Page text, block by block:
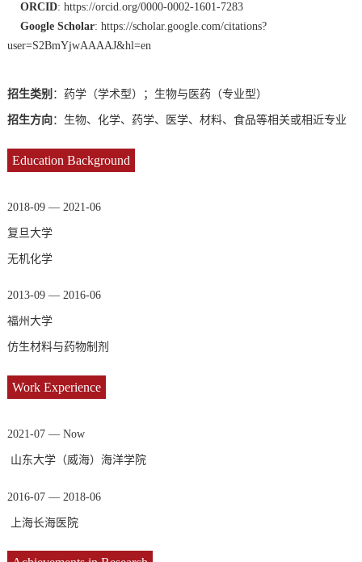
ORCID: https://orcid.org/0000-0002-1601-7283
Google Scholar: https://scholar.google.com/citations?
user=S2BmYjwAAAAJ&hl=en
招生类别 ：药学（学术型）；生物与医药（专业型）
招生方向 ： 生物、化学、药学、医学、材料、食品等相关或相近专业
Education Background
2018-09 — 2021-06
复旦大学
无机化学
2013-09 — 2016-06
福州大学
仿生材料与药物制剂
Work Experience
2021-07 — Now
山东大学（威海）海洋学院
2016-07 — 2018-06
上海长海医院